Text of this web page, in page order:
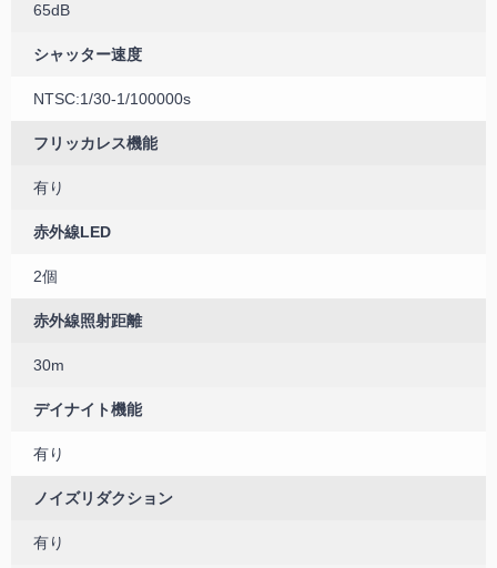
65dB
シャッター速度
NTSC:1/30-1/100000s
フリッカレス機能
有り
赤外線LED
2個
赤外線照射距離
30m
デイナイト機能
有り
ノイズリダクション
有り